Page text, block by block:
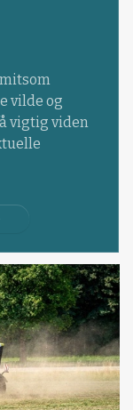
vilde og
vigtig viden